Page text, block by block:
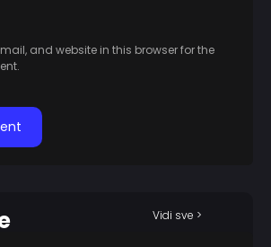
and website in this browser for the
Vidi sve >